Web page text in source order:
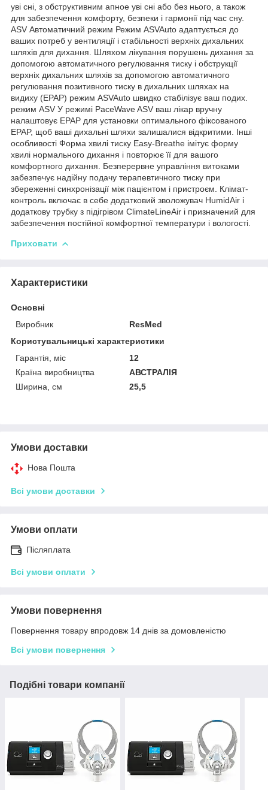
уві сні, з обструктивним апное уві сні або без нього, а також
для забезпечення комфорту, безпеки і гармонії під час сну.
ASV Автоматичний режим Режим ASVAuto адаптується до
ваших потреб у вентиляції і стабільності верхніх дихальних
шляхів для дихання. Шляхом лікування порушень дихання за
допомогою автоматичного регулювання тиску і обструкції
верхніх дихальних шляхів за допомогою автоматичного
регулювання позитивного тиску в дихальних шляхах на
видиху (EPAP) режим ASVAuto швидко стабілізує ваш подих.
режим ASV У режимі PaceWave ASV ваш лікар вручну
налаштовує EPAP для установки оптимального фіксованого
EPAP, щоб ваші дихальні шляхи залишалися відкритими. Інші
особливості Форма хвилі тиску Easy-Breathe імітує форму
хвилі нормального дихання і повторює її для вашого
комфортного дихання. Безперервне управління витоками
забезпечує надійну подачу терапевтичного тиску при
збереженні синхронізації між пацієнтом і пристроєм. Клімат-
контроль включає в себе додатковий зволожувач HumidAir і
додаткову трубку з підігрівом ClimateLineAir і призначений для
забезпечення постійної комфортної температури і вологості.
Приховати
Характеристики
Основні
Виробник
ResMed
Користувальницькі характеристики
Гарантія, міс
12
Країна виробництва
АВСТРАЛІЯ
Ширина, см
25,5
Умови доставки
Нова Пошта
Всі умови доставки
Умови оплати
Післяплата
Всі умови оплати
Умови повернення
Повернення товару впродовж 14 днів за домовленістю
Всі умови повернення
Подібні товари компанії